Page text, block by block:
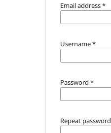
Email address*
Username*
Password *
Repeat password